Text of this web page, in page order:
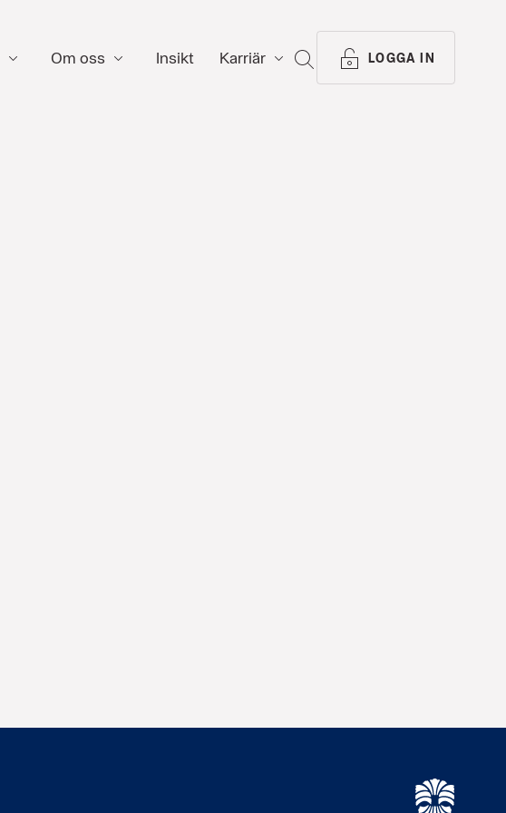
Om oss Insikt Karriär SÖK LOGGA IN